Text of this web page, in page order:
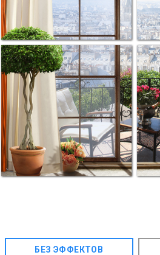
БЕЗ ЭФФЕКТОВ